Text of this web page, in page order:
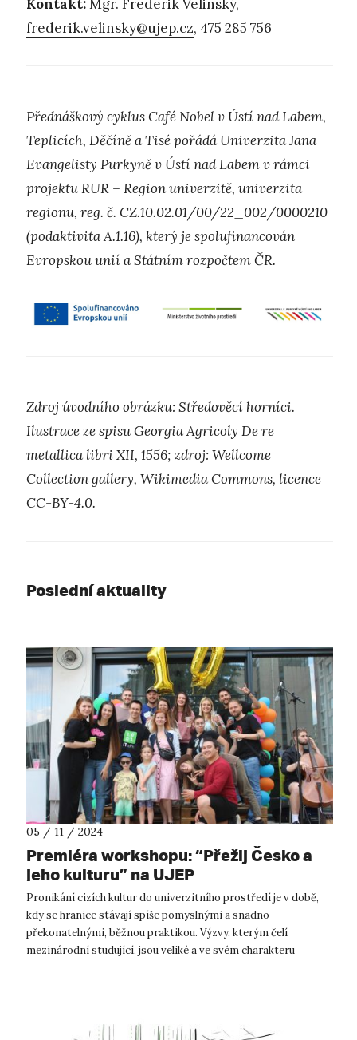
Kontakt:Mgr. Frederik Velinský,
frederik.velinsky@ujep.cz, 475 285 756
Přednáškový cyklus Café Nobel v Ústí nad Labem,
Teplicích, Děčíně a Tisé pořádá Univerzita Jana
Evangelisty Purkyně v Ústí nad Labem v rámci
projektu RUR – Region univerzitě, univerzita
regionu, reg. č. CZ.10.02.01/00/22_002/0000210
(podaktivita A.1.16), který je spolufinancován
Evropskou unií a Státním rozpočtem ČR.
Zdroj úvodního obrázku: Středověcí horníci.
Ilustrace ze spisu Georgia Agricoly De re
metallica libri XII, 1556; zdroj: Wellcome
Collection gallery, Wikimedia Commons, licence
CC-BY-4.0.
Poslední aktuality
05 / 11 / 2024
Premiéra workshopu: “Přežij Česko a
jeho kulturu” na UJEP
Pronikání cizích kultur do univerzitního prostředí je v době,
kdy se hranice stávají spíše pomyslnými a snadno
překonatelnými, běžnou praktikou. Výzvy, kterým čelí
mezinárodní studující, jsou veliké a ve svém charakteru